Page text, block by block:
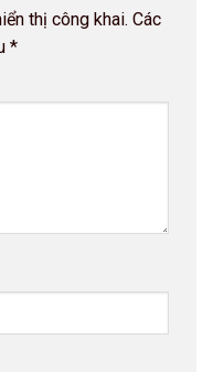
thị công khai. Các
*